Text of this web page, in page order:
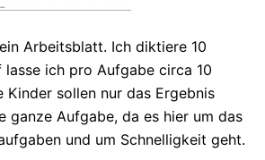
Arbeitsblatt. Ich diktiere 10
lasse ich pro Aufgabe circa 10
Kinder sollen nur das Ergebnis
ganze Aufgabe, da es hier um das
und um Schnelligkeit geht.